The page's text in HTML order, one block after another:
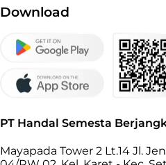
Download
PT Handal Semesta
Mayapada Tower 2 Lt.14 Jl.